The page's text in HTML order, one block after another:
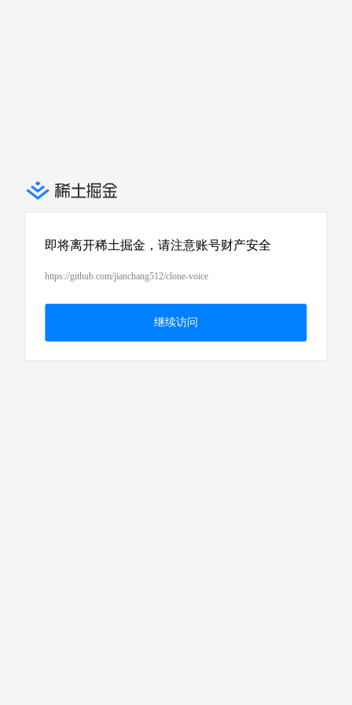
即将离开稀土掘金，请注意账号财产安全
https://github.com/jianchang512/clone-voice
继续访问